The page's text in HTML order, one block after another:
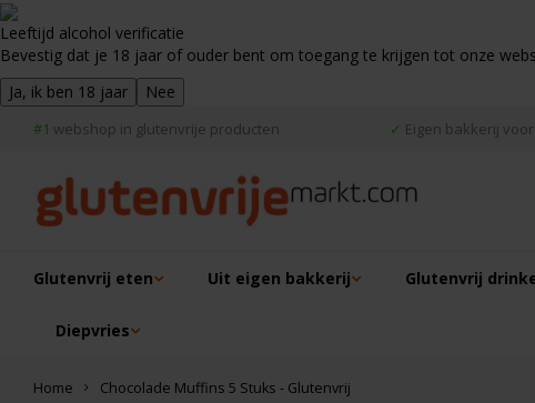
Leeftijd alcohol verificatie
Bevestig dat je 18 jaar of ouder bent om toegang te krijgen tot onze
Ja, ik ben 18 jaar
Nee
#1 webshop in glutenvrije producten ✓ Eigen bakkerij
Glutenvrij eten Uit eigen bakkerij Glutenvrij
Diepvries
Home Chocolade Muffins 5 Stuks - Glutenvrij